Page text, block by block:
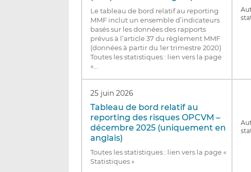
Le tableau de bord relatif au reporting
MMF inclut un ensemble d’indicateurs
basés sur les données des rapports
prévus à l’article 37 du règlement MMF
(données à partir du 1er trimestre 2020)
Toutes les statistiques : lien vers la page
«…
25 juin 2026
Tableau de bord relatif au
reporting des risques OPCVM –
décembre 2025 (uniquement en
anglais)
Toutes les statistiques : lien vers la page «
Statistiques »